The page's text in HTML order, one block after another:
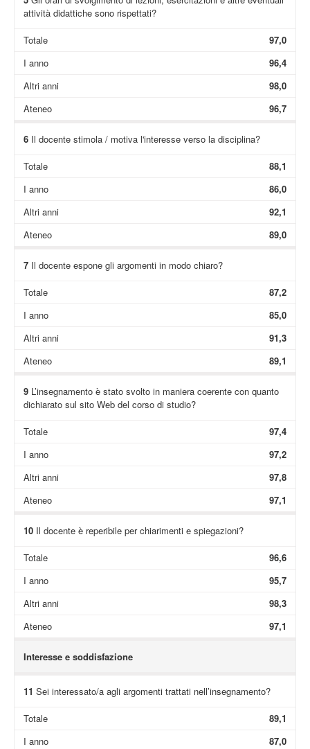
attività didattiche sono rispettati?
Totale
97,0
I anno
96,4
Altri anni
98,0
Ateneo
96,7
6Il docente stimola / motiva l'interesse verso la disciplina?
Totale
88,1
I anno
86,0
Altri anni
92,1
Ateneo
89,0
7Il docente espone gli argomenti in modo chiaro?
Totale
87,2
I anno
85,0
Altri anni
91,3
Ateneo
89,1
9L’insegnamento è stato svolto in maniera coerente con quanto
dichiarato sul sito Web del corso di studio?
Totale
97,4
I anno
97,2
Altri anni
97,8
Ateneo
97,1
10Il docente è reperibile per chiarimenti e spiegazioni?
Totale
96,6
I anno
95,7
Altri anni
98,3
Ateneo
97,1
Interesse e soddisfazione
11 Sei interessato/a agli argomenti trattati nell’insegnamento?
Totale
89,1
I anno
87,0